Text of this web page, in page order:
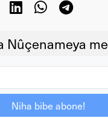
Nûçenameya me